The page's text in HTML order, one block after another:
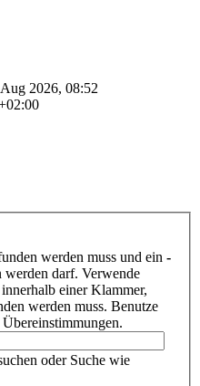
2026, 08:52
werden muss und ein -
darf. Verwende
innerhalb einer Klammer,
werden muss. Benutze
oder Suche wie